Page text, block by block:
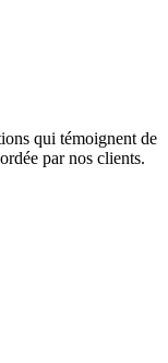
qui témoignent de
par nos clients.